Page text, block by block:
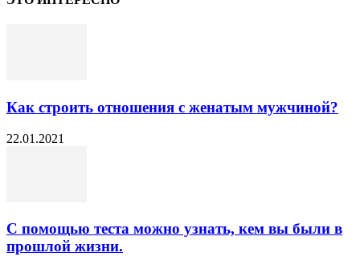
Как строить отношения с женатым мужчиной?
22.01.2021
С помощью теста можно узнать, кем вы были в
прошлой жизни.